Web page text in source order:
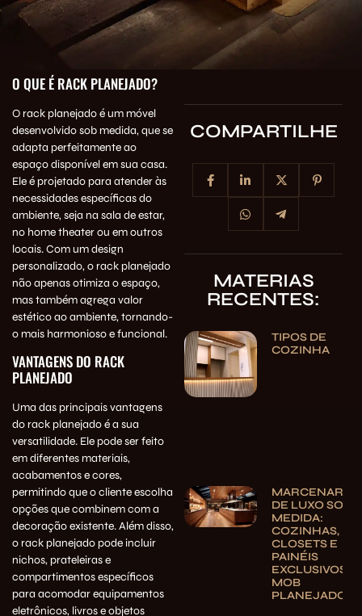
O QUE É RACK PLANEJADO?
O rack planejado é um móvel
desenvolvido sob medida, que se
adapta perfeitamente ao
espaço disponível em sua casa.
Ele é projetado para atender às
necessidades específicas do
ambiente, seja na sala de estar,
no home theater ou em outros
locais. Com um design
personalizado, o rack planejado
não apenas otimiza o espaço,
mas também agrega valor
estético ao ambiente, tornando-
o mais harmonioso e funcional.
VANTAGENS DO RACK
PLANEJADO
Uma das principais vantagens
do rack planejado é a sua
versatilidade. Ele pode ser feito
em diferentes materiais,
acabamentos e cores,
permitindo que o cliente escolha
opções que combinem com a
decoração existente. Além disso,
o rack planejado pode incluir
nichos, prateleiras e
compartimentos específicos
para acomodar equipamentos
eletrônicos, livros e objetos
COMPARTILHE
MATERIAS
RECENTES:
TIPOS DE
COZINHA
MARCENARIA
DE LUXO SOB
MEDIDA:
COZINHAS,
CLOSETS E
PAINÉIS
EXCLUSIVOS |
MOB
PLANEJADOS